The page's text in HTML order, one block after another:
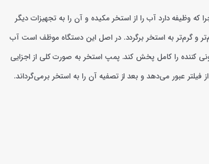
وظیفه دارد آب را از استخر مکیده و آن را به تجهیزات دیگر
و گرم‌تر به استخر برگردد. در اصل این دستگاه موظف است آب
کننده را کامل پخش کند. پمپ استخر به صورت کلی از اجزایی
عبور می‌دهد و بعد از تصفیه آن را به استخر برمی‌گرداند.